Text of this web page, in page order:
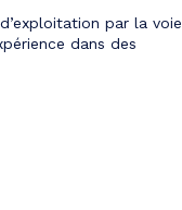
par la voie
dans des